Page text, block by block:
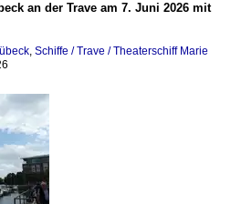
an der Trave am 7. Juni 2026 mit
, Schiffe / Trave / Theaterschiff Marie